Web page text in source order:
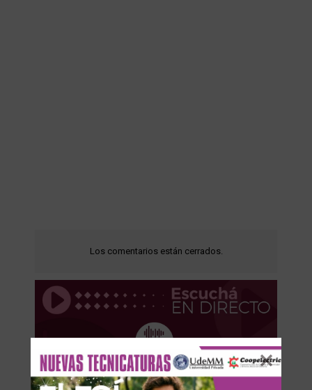
Los comentarios están cerrados.